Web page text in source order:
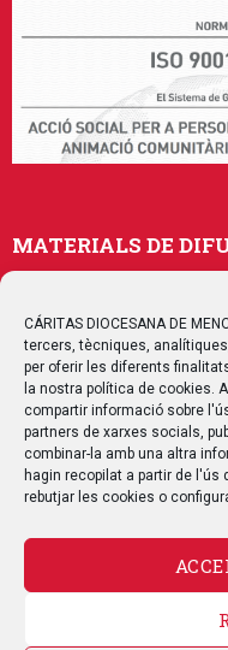
CÁRITAS DIOCESANA DE
tercers, tècniques,
per oferir les diferents
la nostra política de cookies.
compartir informació sobre
partners de xarxes socials,
combinar-la amb una altra
hagin recopilat a partir de l'ús
rebutjar les cookies o
MATERIALS DE
Publicacions
Multimedia
SEGUEIX-NOS
POLÍTICA DE